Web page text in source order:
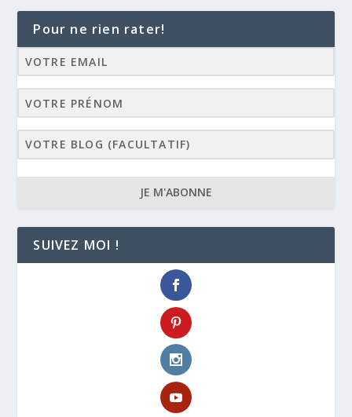
Pour ne rien rater!
JE M'ABONNE
SUIVEZ MOI !